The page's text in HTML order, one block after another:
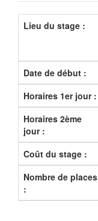
Lieu du stage :
Date de début :
Horaires 1er jour :
Horaires 2ème
jour :
Coût du stage :
Nombre de places
: